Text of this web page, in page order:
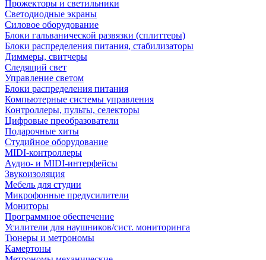
Прожекторы и светильники
Светодиодные экраны
Силовое оборудование
Блоки гальванической развязки (сплиттеры)
Блоки распределения питания, стабилизаторы
Диммеры, свитчеры
Следящий свет
Управление светом
Блоки распределения питания
Компьютерные системы управления
Контроллеры, пульты, селекторы
Цифровые преобразователи
Подарочные хиты
Студийное оборудование
MIDI-контроллеры
Аудио- и MIDI-интерфейсы
Звукоизоляция
Мебель для студии
Микрофонные предусилители
Мониторы
Программное обеспечение
Усилители для наушников/сист. мониторинга
Тюнеры и метрономы
Камертоны